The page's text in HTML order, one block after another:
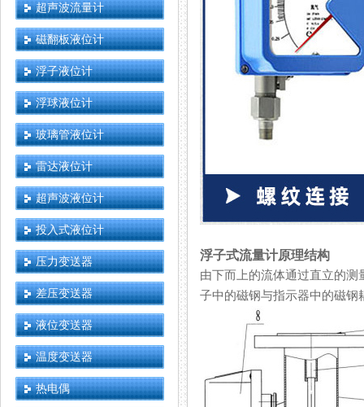
超声波流量计
磁翻板液位计
浮子液位计
浮球液位计
玻璃管液位计
雷达液位计
超声波液位计
投入式液位计
压力变送器
差压变送器
液位变送器
温度变送器
热电偶
浮子式流量计原理结构
由下而上的流体通过直立的测量
子中的磁钢与指示器中的磁钢耦